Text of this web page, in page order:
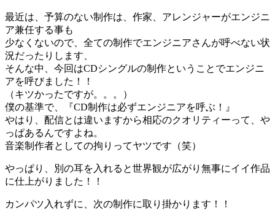
最近は、予算のない制作は、作家、アレンジャーがエンジニ
ア兼任する事も
少なくないので、全ての制作でエンジニアさんが呼べない状
況だったりします、
そんな中、今回はCDシングルの制作ということでエンジニ
アを呼びました！！
（キツかったですが。。。）
僕の基準で、『CD制作は必ずエンジニアを呼ぶ！』
やはり、配信とは違いますから相応のクオリティーって、や
っぱあるんですよね。
音楽制作者としての拘りってヤツです（笑）
やっぱり、別の耳を入れると世界観が広がり無事にイイ作品
に仕上がりました！！
カンパツ入れずに、次の制作に取り掛かります！！